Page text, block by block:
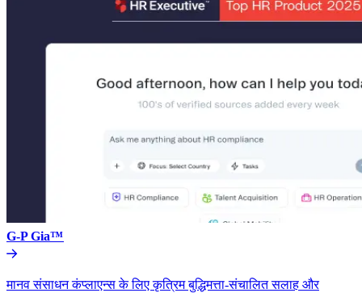
G-P Gia™​​
मानव संसाधन कंप्लाएन्स के लिए कृत्रिम बुद्धिमत्ता-संचालित सलाह और